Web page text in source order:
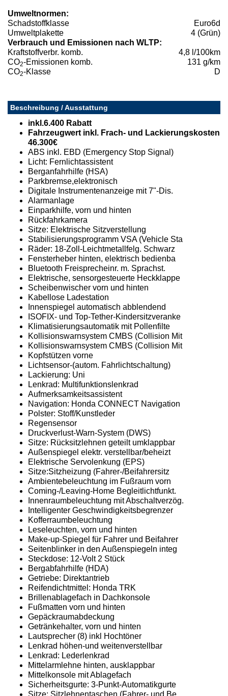
Umweltnormen:
Schadstoffklasse
Euro6d
Umweltplakette
4 (Grün)
Verbrauch und Emissionen nach WLTP:
Kraftstoffverbr. komb.
4,8 l/100km
CO2-Emissionen komb.
131 g/km
CO2-Klasse D
Beschreibung / Ausstattung
inkl.6.400 Rabatt
Fahrzeugwert inkl. Frach- und Lackierungskosten
46.300€
ABS inkl. EBD (Emergency Stop Signal)
Licht: Fernlichtassistent
Berganfahrhilfe (HSA)
Parkbremse,elektronisch
Digitale Instrumentenanzeige mit 7"-Dis.
Alarmanlage
Einparkhilfe, vorn und hinten
Rückfahrkamera
Sitze: Elektrische Sitzverstellung
Stabilisierungsprogramm VSA (Vehicle Sta
Räder: 18-Zoll-Leichtmetallfelg. Schwarz
Fensterheber hinten, elektrisch bedienba
Bluetooth Freisprecheinr. m. Sprachst.
Elektrische, sensorgesteuerte Heckklappe
Scheibenwischer vorn und hinten
Kabellose Ladestation
Innenspiegel automatisch abblendend
ISOFIX- und Top-Tether-Kindersitzveranke
Klimatisierungsautomatik mit Pollenfilte
Kollisionswarnsystem CMBS (Collision Mit
Kollisionswarnsystem CMBS (Collision Mit
Kopfstützen vorne
Lichtsensor-(autom. Fahrlichtschaltung)
Lackierung: Uni
Lenkrad: Multifunktionslenkrad
Aufmerksamkeitsassistent
Navigation: Honda CONNECT Navigation
Polster: Stoff/Kunstleder
Regensensor
Druckverlust-Warn-System (DWS)
Sitze: Rücksitzlehnen geteilt umklappbar
Außenspiegel elektr. verstellbar/beheizt
Elektrische Servolenkung (EPS)
Sitze:Sitzheizung (Fahrer-/Beifahrersitz
Ambientebeleuchtung im Fußraum vorn
Coming-/Leaving-Home Begleitlichtfunkt.
Innenraumbeleuchtung mit Abschaltverzög.
Intelligenter Geschwindigkeitsbegrenzer
Kofferraumbeleuchtung
Leseleuchten, vorn und hinten
Make-up-Spiegel für Fahrer und Beifahrer
Seitenblinker in den Außenspiegeln integ
Steckdose: 12-Volt 2 Stück
Bergabfahrhilfe (HDA)
Getriebe: Direktantrieb
Reifendichtmittel: Honda TRK
Brillenablagefach in Dachkonsole
Fußmatten vorn und hinten
Gepäckraumabdeckung
Getränkehalter, vorn und hinten
Lautsprecher (8) inkl Hochtöner
Lenkrad höhen-und weitenverstellbar
Lenkrad: Lederlenkrad
Mittelarmlehne hinten, ausklappbar
Mittelkonsole mit Ablagefach
Sicherheitsgurte: 3-Punkt-Automatikgurte
Sitze: Sitzlehnentaschen (Fahrer- und Be